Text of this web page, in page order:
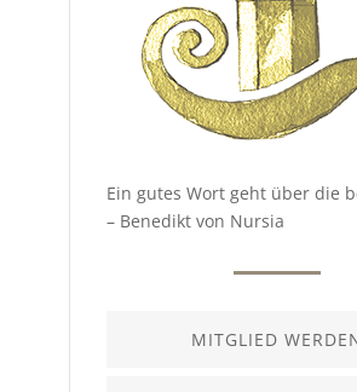
Ein gutes Wort geht über die
– Benedikt von Nursia
MITGLIED